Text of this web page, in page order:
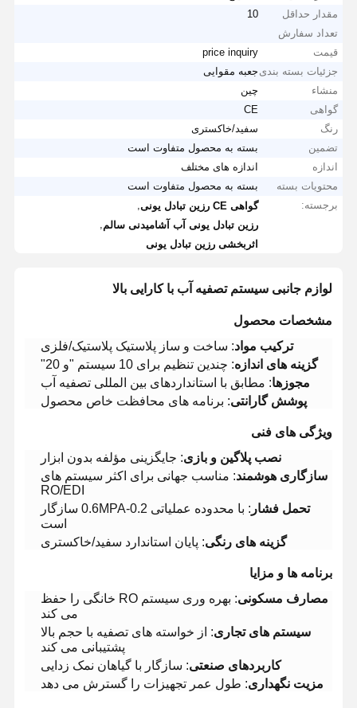
مقدار حداقل
تعداد سفارش
10
قیمت
price inquiry
جزئیات بسته بندی جعبه مقوایی
منشاء
چین
گواهی
CE
رنگ
سفید/خاکستری
تضمین
بسته به محصول متفاوت است
اندازه
اندازه های مختلف
محتویات بسته
بسته به محصول متفاوت است
برجسته:
گواهی CE رزین تبادل یونی
رزین تبادل یونی آب آشامیدنی سالم
اثربخشی رزین تبادل یونی
لوازم جانبی سیستم تصفیه آب با کارایی بالا
مشخصات محصول
ترکیب مواد: ساخت و ساز پلاستیک پلاستیک/فلزی
گزینه های اندازه: چندین تنظیم برای 10 سیستم "و 20"
مجوزها: مطابق با استانداردهای بین المللی تصفیه آب
پوشش گارانتی: برنامه های محافظت خاص محصول
ویژگی های فنی
نصب پلاگین و بازی: جایگزینی مؤلفه بدون ابزار
سازگاری هوشمند: مناسب جهانی برای اکثر سیستم های
RO/EDI
تحمل فشار
: با محدوده عملیاتی 0.2-0.6MPA سازگار
است
گزینه های رنگی: پایان استاندارد سفید/خاکستری
برنامه ها و مزایا
مصارف مسکونی
: بهره وری سیستم RO خانگی را حفظ
می کند
سیستم های تجاری: از خواسته های تصفیه با حجم بالا
پشتیبانی می کند
کاربردهای صنعتی: سازگار با گیاهان نمک زدایی
مزیت نگهداری: طول عمر تجهیزات را گسترش می دهد